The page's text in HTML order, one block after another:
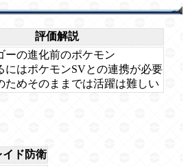
評価解説
ーの進化前のポケモン
にはポケモンSVとの連携が必要
ためそのままでは活躍は難しい
イド防衛